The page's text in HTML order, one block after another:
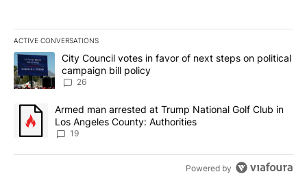
ACTIVE CONVERSATIONS
The following is a list of the most commented articles in the last
A trending article titled "City Council votes in favor of next
City Council votes in favor of next steps on political
campaign bill policy
26
A trending article titled "Armed man arrested at Trump National
Armed man arrested at Trump National Golf Club in
Los Angeles County: Authorities
19
Powered by